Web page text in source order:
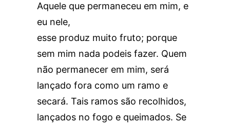
Aquele que permaneceu em mim, e
eu nele,
esse produz muito fruto; porque
sem mim nada podeis fazer. Quem
não permanecer em mim, será
lançado fora como um ramo e
secará. Tais ramos são recolhidos,
lançados no fogo e queimados. Se